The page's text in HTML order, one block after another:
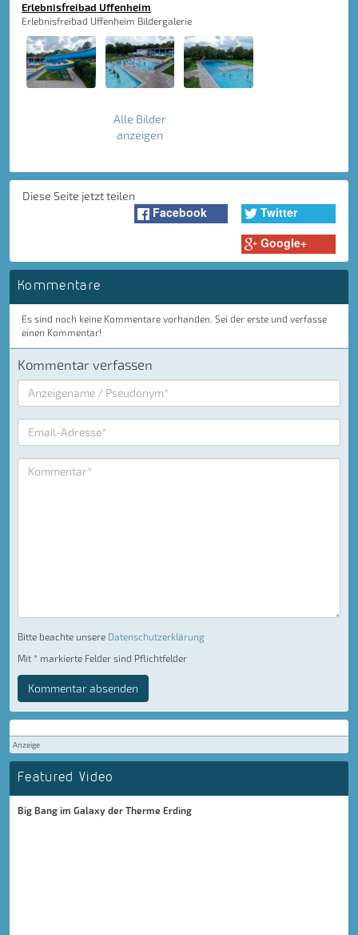
Erlebnisfreibad Uffenheim
Erlebnisfreibad Uffenheim Bildergalerie
Alle Bilder
anzeigen
Diese Seite jetzt teilen
Facebook
Twitter
Google+
Kommentare
Es sind noch keine Kommentare vorhanden. Sei der erste und verfasse
einen Kommentar!
Kommentar verfassen
Bitte beachte unsere Datenschutzerklärung
Mit * markierte Felder sind Pflichtfelder
Kommentar absenden
Anzeige
Featured Video
Big Bang im Galaxy der Therme Erding